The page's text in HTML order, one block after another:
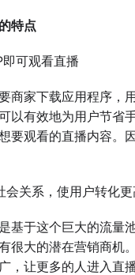
特点
可观看直播
家下载应用程序，用
以有效地为用户节省
要观看的直播内容。
关系，使用户转化更
于这个巨大的流量池
很大的潜在营销商机
，让更多的人进入直